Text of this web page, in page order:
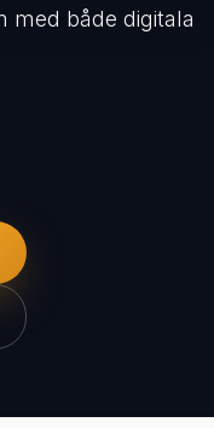
med både digitala